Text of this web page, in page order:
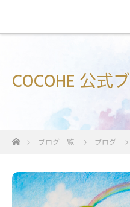
COCOHE 公式
ホームブログ一覧 ブログ